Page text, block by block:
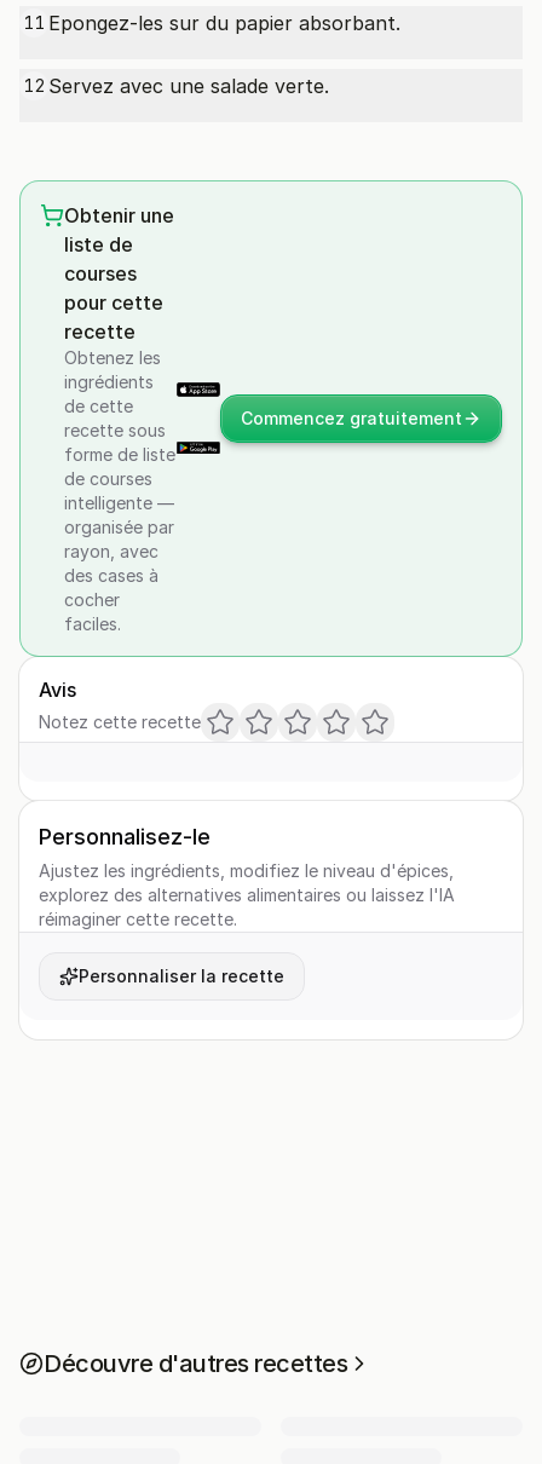
11 Epongez-les sur du papier absorbant.
12 Servez avec une salade verte.
Obtenir une
liste de
courses
pour cette
recette
Obtenez les
ingrédients
de cette
recette sous
forme de liste
de courses
intelligente —
organisée par
rayon, avec
des cases à
cocher
faciles.
Commencez gratuitement
Avis
Notez cette recette
Personnalisez-le
Ajustez les ingrédients, modifiez le niveau d'épices,
explorez des alternatives alimentaires ou laissez l'IA
réimaginer cette recette.
Personnaliser la recette
Découvre d'autres recettes